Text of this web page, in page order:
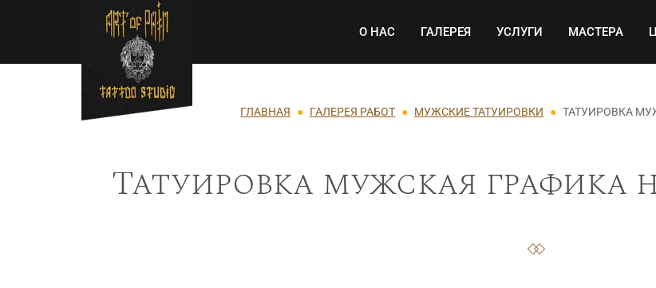
Перейти к основному содержанию Основная навигация
О НАС ГАЛЕРЕЯ УСЛУГИ МАСТЕРА
Строка навигации
ГЛАВНАЯ ГАЛЕРЕЯ РАБОТ МУЖСКИЕ ТАТУИРОВКИ ТАТУИРОВКА
Татуировка мужская графика